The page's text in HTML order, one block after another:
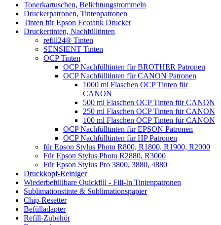
Tonerkartuschen, Belichtungstrommeln
Druckerpatronen, Tintenpatronen
Tinten für Epson Ecotank Drucker
Druckertinten, Nachfülltinten
refill24® Tinten
SENSIENT Tinten
OCP Tinten
OCP Nachfülltinten für BROTHER Patronen
OCP Nachfülltinten für CANON Patronen
1000 ml Flaschen OCP Tinten für
CANON
500 ml Flaschen OCP Tinten für CANON
250 ml Flaschen OCP Tinten für CANON
100 ml Flaschen OCP Tinten für CANON
OCP Nachfülltinten für EPSON Patronen
OCP Nachfülltinten für HP Patronen
für Epson Stylus Photo R800, R1800, R1900, R2000
Für Epson Stylus Photo R2880, R3000
Für Epson Stylus Pro 3800, 3880, 4880
Druckkopf-Reiniger
Wiederbefüllbare Quickfill - Fill-In Tintenpatronen
Sublimationstinte & Sublimationspapier
Chip-Resetter
Befülladapter
Refill-Zubehör